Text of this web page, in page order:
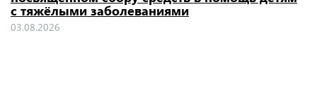
с тяжёлыми заболеваниями
03.08.2026